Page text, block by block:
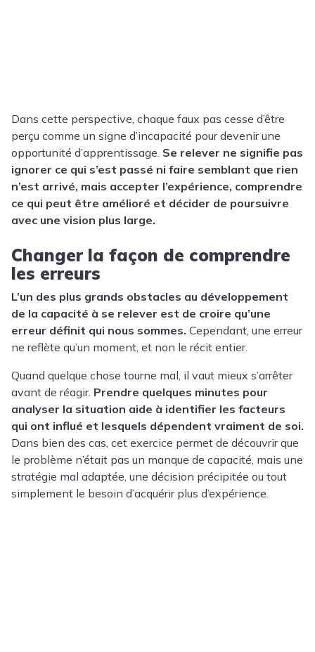
Dans cette perspective, chaque faux pas cesse d’être
perçu comme un signe d’incapacité pour devenir une
opportunité d’apprentissage. Se relever ne signifie pas
ignorer ce qui s’est passé ni faire semblant que rien
n’est arrivé, mais accepter l’expérience, comprendre
ce qui peut être amélioré et décider de poursuivre
avec une vision plus large.
Changer la façon de comprendre
les erreurs
L’un des plus grands obstacles au développement
de la capacité à se relever est de croire qu’une
erreur définit qui nous sommes. Cependant, une erreur
ne reflète qu’un moment, et non le récit entier.
Quand quelque chose tourne mal, il vaut mieux s’arrêter
avant de réagir. Prendre quelques minutes pour
analyser la situation aide à identifier les facteurs
qui ont influé et lesquels dépendent vraiment de soi.
Dans bien des cas, cet exercice permet de découvrir que
le problème n’était pas un manque de capacité, mais une
stratégie mal adaptée, une décision précipitée ou tout
simplement le besoin d’acquérir plus d’expérience.